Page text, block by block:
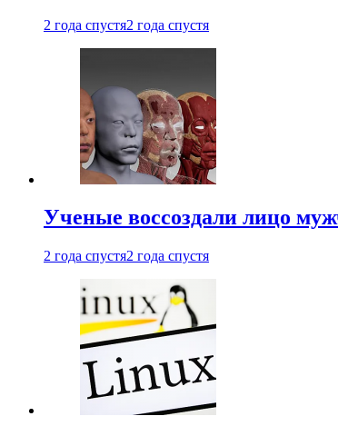
2 года спустя2 года спустя
Ученые воссоздали лицо
2 года спустя2 года спустя